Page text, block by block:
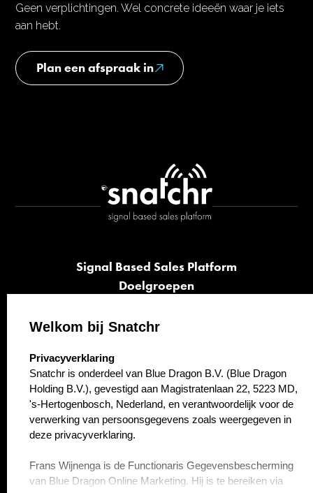
Geen verplichtingen. Wel concrete ideeën waar je iets
aan hebt.
Plan een afspraak in
Signal Based Sales Platform
Doelgroepen
Opvolging
Over ons
Contact
Welkom bij Snatchr
select language
Privacyverklaring
Snatchr is onderdeel van Blue Dragon B.V. (Blue Dragon
Holding B.V.), gevestigd aan Magistratenlaan 22, 5223 MD,
's-Hertogenbosch, Nederland, en verantwoordelijk voor de
verwerking van persoonsgegevens zoals weergegeven in
deze privacyverklaring.
Frans Wijnenga is de Functionaris Gegevensbescherming
van Blue Dragon Online Marketing. Hij is te bereiken via